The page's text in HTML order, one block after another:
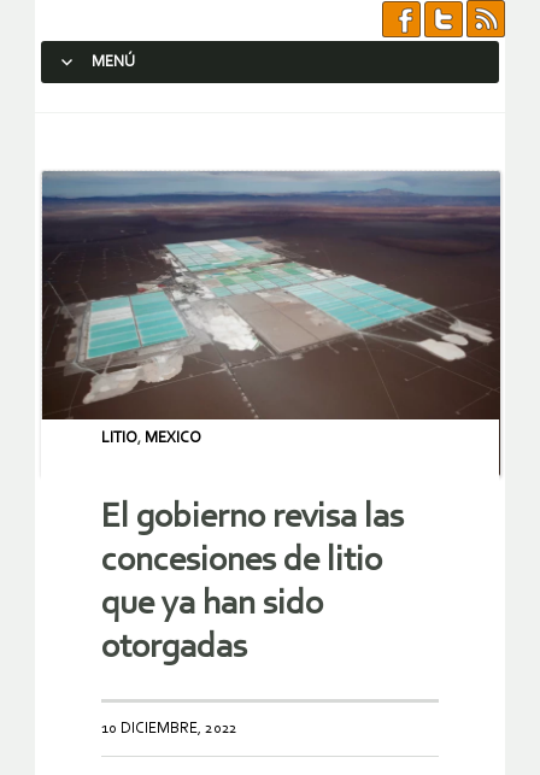
MENÚ
LITIO, MEXICO
El gobierno revisa las
concesiones de litio
que ya han sido
otorgadas
10 DICIEMBRE, 2022